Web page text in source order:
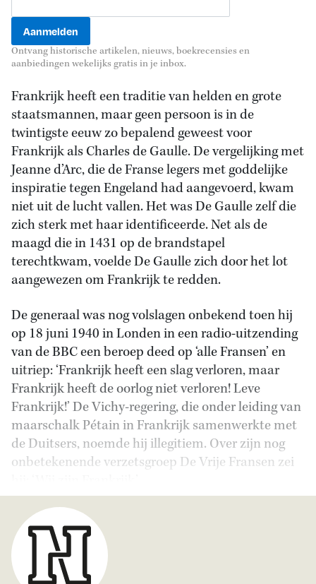
Ontvang historische artikelen, nieuws, boekrecensies en
aanbiedingen wekelijks gratis in je inbox.
Frankrijk heeft een traditie van helden en grote
staatsmannen, maar geen persoon is in de
twintigste eeuw zo bepalend geweest voor
Frankrijk als Charles de Gaulle. De vergelijking met
Jeanne d’Arc, die de Franse legers met goddelijke
inspiratie tegen Engeland had aangevoerd, kwam
niet uit de lucht vallen. Het was De Gaulle zelf die
zich sterk met haar identificeerde. Net als de
maagd die in 1431 op de brandstapel
terechtkwam, voelde De Gaulle zich door het lot
aangewezen om Frankrijk te redden.
De generaal was nog volslagen onbekend toen hij
op 18 juni 1940 in Londen in een radio-uitzending
van de BBC een beroep deed op ‘alle Fransen’ en
uitriep: ‘Frankrijk heeft een slag verloren, maar
Frankrijk heeft de oorlog niet verloren! Leve
Frankrijk!’ De Vichy-regering, die onder leiding van
maarschalk Pétain in Frankrijk samenwerkte met
de Duitsers, noemde hij illegitiem. Over zijn nog
onbetekenende verzetsgroep De Vrije Fransen zei